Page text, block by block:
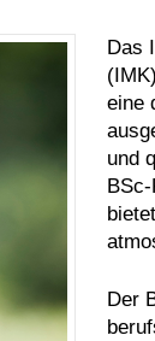
Das
eine
und
Der